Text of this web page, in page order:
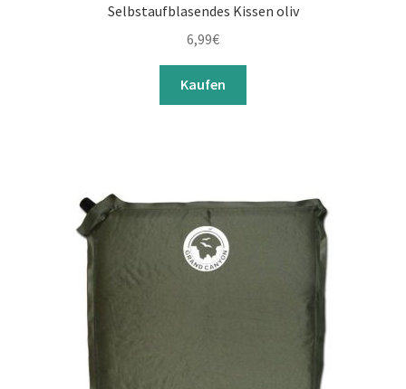
Selbstaufblasendes Kissen oliv
6,99€
Kaufen